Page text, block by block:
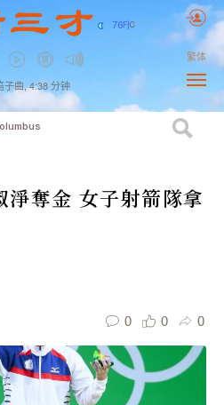
76F| C
子曲, 4:38 分钟
繁体
淨奪金 女子射箭隊拿
0 0 0